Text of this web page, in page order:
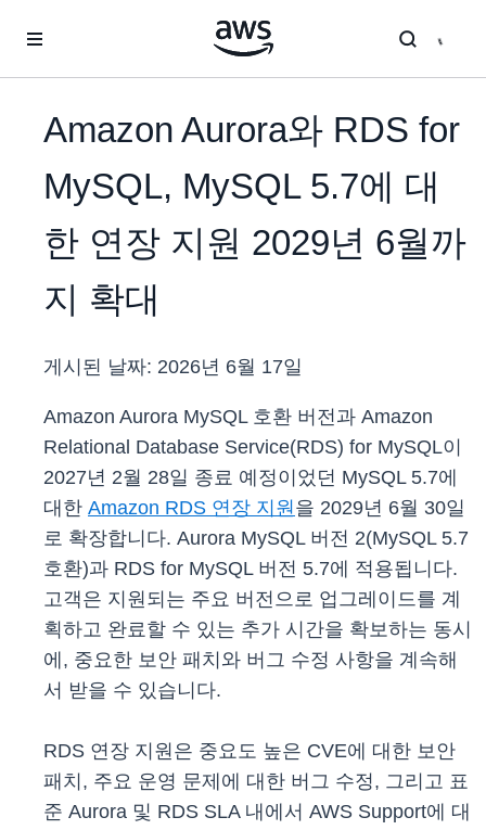
Amazon Aurora와 RDS for
MySQL, MySQL 5.7에 대
한 연장 지원 2029년 6월까
지 확대
게시된 날짜: 2026년 6월 17일
Amazon Aurora MySQL 호환 버전과 Amazon
Relational Database Service(RDS) for MySQL이
2027년 2월 28일 종료 예정이었던 MySQL 5.7에
대한 Amazon RDS 연장 지원 을 2029년 6월 30일
로 확장합니다. Aurora MySQL 버전 2(MySQL 5.7
호환)과 RDS for MySQL 버전 5.7에 적용됩니다.
고객은 지원되는 주요 버전으로 업그레이드를 계
획하고 완료할 수 있는 추가 시간을 확보하는 동시
에, 중요한 보안 패치와 버그 수정 사항을 계속해
서 받을 수 있습니다.
RDS 연장 지원은 중요도 높은 CVE에 대한 보안
패치, 주요 운영 문제에 대한 버그 수정, 그리고 표
준 Aurora 및 RDS SLA 내에서 AWS Support에 대